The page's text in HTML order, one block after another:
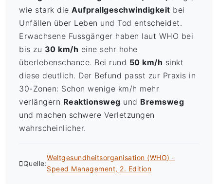
wie stark dieAufprallgeschwindigkeit bei
Unfällen über Leben und Tod entscheidet.
Erwachsene Fussgänger haben laut WHO bei
bis zu 30 km/h eine sehr hohe
überlebenschance. Bei rund 50 km/h sinkt
diese deutlich. Der Befund passt zur Praxis in
30-Zonen: Schon wenige km/h mehr
verlängern Reaktionsweg und Bremsweg
und machen schwere Verletzungen
wahrscheinlicher.
Quelle:
Weltgesundheitsorganisation (WHO) -
Speed Management, 2. Edition